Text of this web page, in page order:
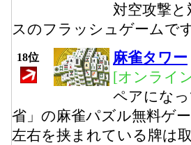
対空攻撃
スのフラッシュゲームで
18位
麻雀タワー
[オンライ
ペアにな
省」の麻雀パズル無料ゲ
左右を挟まれている牌は